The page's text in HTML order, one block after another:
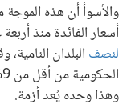
والأسوأ أن هذه
أسعار الفائدة منذ
لنصف البلدان
وهذا وحده يُعد أزمة.